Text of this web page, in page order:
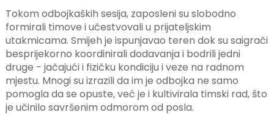
Tokom odbojkaških sesija, zaposleni su slobodno
formirali timove i učestvovali u prijateljskim
utakmicama. Smijeh je ispunjavao teren dok su saigrači
besprijekorno koordinirali dodavanja i bodrili jedni
druge - jačajući i fizičku kondiciju i veze na radnom
mjestu. Mnogi su izrazili da im je odbojka ne samo
pomogla da se opuste, već je i kultivirala timski rad, što
je učinilo savršenim odmorom od posla.